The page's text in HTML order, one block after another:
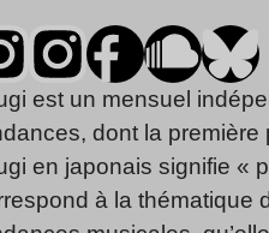
est un mensuel
dont la première
en japonais signifie «
à la thématique